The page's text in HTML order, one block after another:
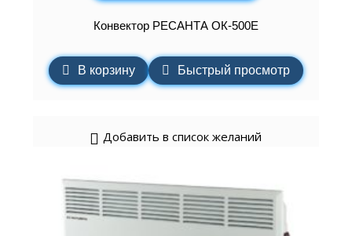
Конвектор РЕСАНТА ОК-500Е
В корзину Быстрый просмотр
Добавить в список желаний